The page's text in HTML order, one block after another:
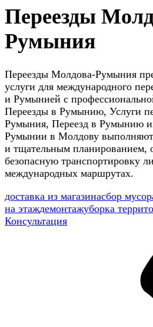
Переезды
Румыния
Переезды Молдова-Румыния
услуги для международного
и Румынией с
Переезды в Румынию, Услуги
Румыния, Переезд в Румынию
Румынии в Молдову
и тщательным планированием,
безопасную транспортировку
международных маршрутах.
доставка из магазинасбор
на этаждемонтажуборка
Консультация